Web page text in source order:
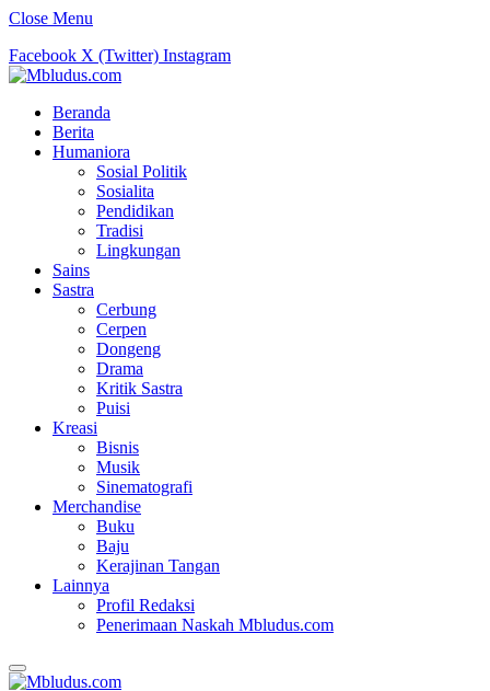
Close Menu
Facebook X (Twitter) Instagram
Beranda
Berita
Humaniora
Sosial Politik
Sosialita
Pendidikan
Tradisi
Lingkungan
Sains
Sastra
Cerbung
Cerpen
Dongeng
Drama
Kritik Sastra
Puisi
Kreasi
Bisnis
Musik
Sinematografi
Merchandise
Buku
Baju
Kerajinan Tangan
Lainnya
Profil Redaksi
Penerimaan Naskah Mbludus.com